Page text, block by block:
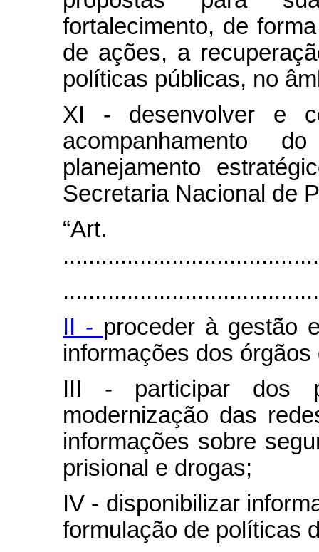
fortalecimento, de
de ações, a
políticas públicas, no
XI - desenvolver e
acompanhamento
planejamento
Secretaria Nacional de
II - proceder à gestão
informações dos
III - participar dos
modernização das
informações sobre
prisional e drogas;
IV - disponibilizar
formulação de políticas